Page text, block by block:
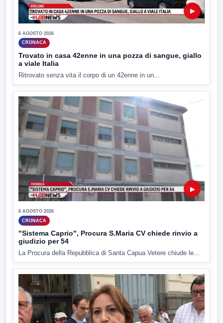
▶
6 AGOSTO 2026
CRONACA
Trovato in casa 42enne in una pozza di sangue, giallo
a viale Italia
Ritrovato senza vita il corpo di un 42enne in un...
▶
6 AGOSTO 2026
CRONACA
"Sistema Caprio", Procura S.Maria CV chiede rinvio a
giudizio per 54
La Procura della Repubblica di Santa Capua Vetere chiude le...